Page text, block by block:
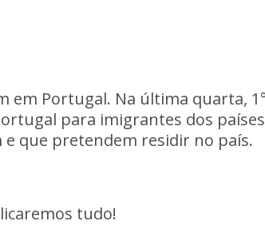
em Portugal. Na última quarta,
para imigrantes dos países
e que pretendem residir no país.
tudo!